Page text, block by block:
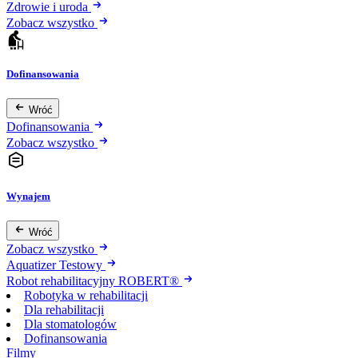
Zdrowie i uroda
Zobacz wszystko
Dofinansowania
Wróć
Dofinansowania
Zobacz wszystko
Wynajem
Wróć
Zobacz wszystko
Aquatizer Testowy
Robot rehabilitacyjny ROBERT®
Robotyka w rehabilitacji
Dla rehabilitacji
Dla stomatologów
Dofinansowania
Filmy